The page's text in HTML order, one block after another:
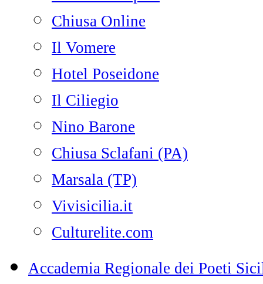
Chiusa Online
Il Vomere
Hotel Poseidone
Il Ciliegio
Nino Barone
Chiusa Sclafani (PA)
Marsala (TP)
Vivisicilia.it
Culturelite.com
Accademia Regionale dei Poeti